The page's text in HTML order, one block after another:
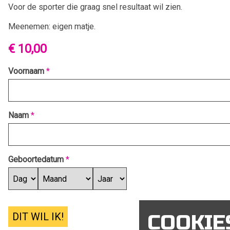
Voor de sporter die graag snel resultaat wil zien.
Meenemen: eigen matje.
€ 10,00
Voornaam *
Naam *
Geboortedatum *
DIT WIL IK!